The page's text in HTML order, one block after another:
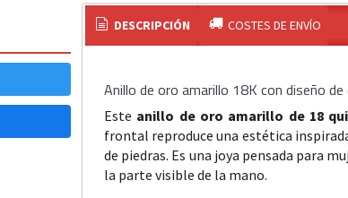
DESCRIPCIÓN COSTES DE ENVÍO
Anillo de oro amarillo 18K con diseño de
Este anillo de oro amarillo de 18
frontal reproduce una estética
de piedras. Es una joya pensada para
la parte visible de la mano.